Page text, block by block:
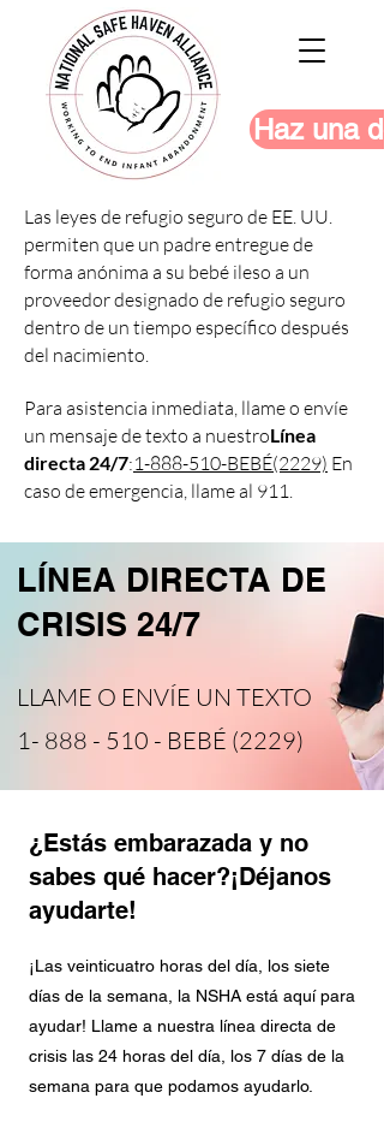
Para asistencia inmediata, llame o envíe
un mensaje de texto a nuestroLínea
directa 24/7:1-888-510-BEBÉ(2229) En
caso de emergencia, llame al 911.
Las leyes de refugio seguro de EE. UU.
permiten que un padre entregue de
forma anónima a su bebé ileso a un
proveedor designado de refugio seguro
dentro de un tiempo específico después
del nacimiento.
Haz una
LÍNEA DIRECTA DE
CRISIS 24/7
LLAME O ENVÍE UN TEXTO
1- 888 - 510 - BEBÉ (2229)
¿Estás embarazada y no
sabes qué hacer?¡Déjanos
ayudarte!
¡Las veinticuatro horas del día, los siete
días de la semana, la NSHA está aquí para
ayudar! Llame a nuestra línea directa de
crisis las 24 horas del día, los 7 días de la
semana para que podamos ayudarlo.